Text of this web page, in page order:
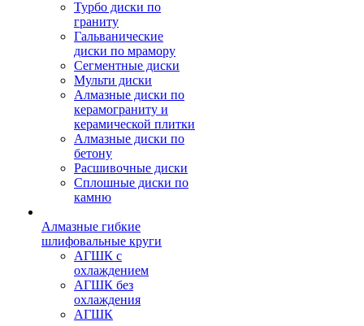
Турбо диски по
граниту
Гальванические
диски по мрамору
Сегментные диски
Мульти диски
Алмазные диски по
керамограниту и
керамической плитки
Алмазные диски по
бетону
Расшивочные диски
Сплошные диски по
камню
Алмазные гибкие
шлифовальные круги
АГШК с
охлаждением
АГШК без
охлаждения
АГШК